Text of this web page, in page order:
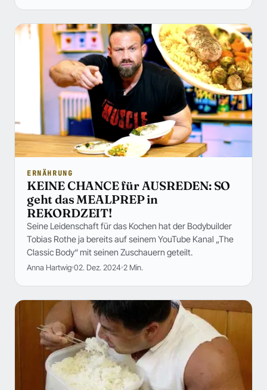
ERNÄHRUNG
KEINE CHANCE für AUSREDEN: SO
geht das MEALPREP in
REKORDZEIT!
Seine Leidenschaft für das Kochen hat der Bodybuilder
Tobias Rothe ja bereits auf seinem YouTube Kanal „The
Classic Body“ mit seinen Zuschauern geteilt.
Anna Hartwig 02. Dez. 2024 2 Min.